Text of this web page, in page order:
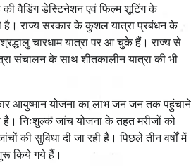
की वैडिंग डेस्टिनेशन एवं फिल्म शूटिंग के
राज्य सरकार के कुशल यात्रा प्रबंधन के
चारधाम यात्रा पर आ चुके हैं। राज्य से
संचालन के साथ शीतकालीन यात्रा की भी
आयुष्मान योजना का लाभ जन जन तक पहुंचाने
निःशुल्क जांच योजना के तहत मरीजों को
की सुविधा दी जा रही है। पिछले तीन वर्षों में
किये गये हैं।